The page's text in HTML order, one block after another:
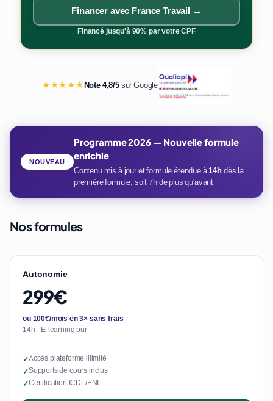
Financer avec France Travail →
Financé jusqu'à 90% par votre CPF
★★★★★Note 4,8/5sur Google
Programme 2026 — Nouvelle formule
enrichie
Contenu mis à jour et formule étendue à14hdès la
première formule, soit 7h de plus qu'avant
NOUVEAU
Nos formules
Autonomie
299€
ou 100€/mois en 3× sans frais
14h · E-learning pur
✓Accès plateforme illimité
✓Supports de cours inclus
✓Certification ICDL/ENI